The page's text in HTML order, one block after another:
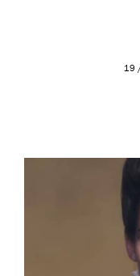
19